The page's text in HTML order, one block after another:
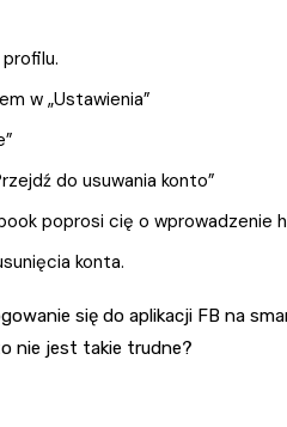
w „Ustawienia”
do usuwania konto”
poprosi cię o wprowadzenie
konta.
się do aplikacji FB na
nie jest takie trudne?